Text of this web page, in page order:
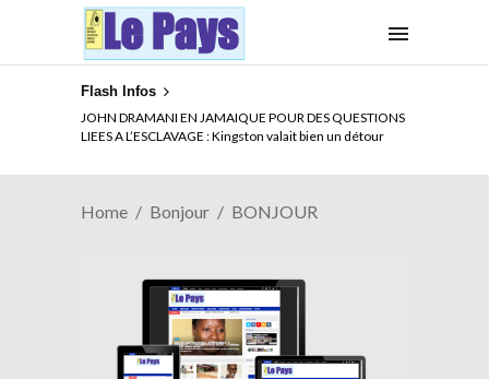
Flash Infos
JOHN DRAMANI EN JAMAIQUE POUR DES QUESTIONS
LIEES A L’ESCLAVAGE : Kingston valait bien un détour
Home Bonjour BONJOUR